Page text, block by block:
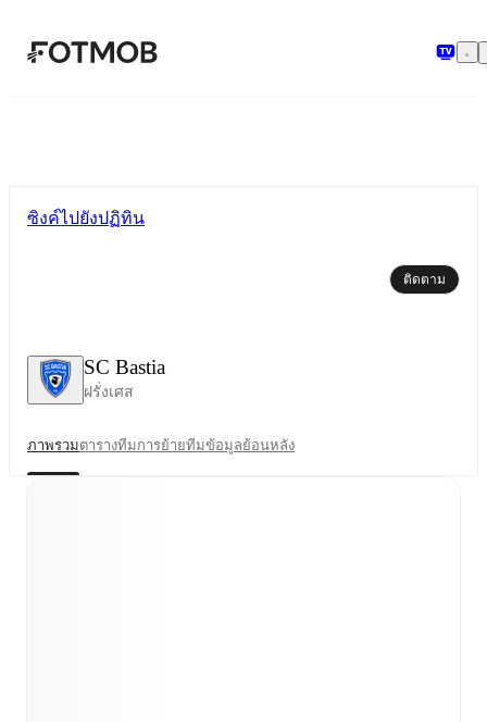
ข้ามไปยังเนื้อหาหลัก
SC Bastia
ฝรั่งเศส
ซิงค์ไปยังปฏิทิน
ติดตาม
ภาพรวมตารางทีมการย้ายทีมข้อมูลย้อนหลัง